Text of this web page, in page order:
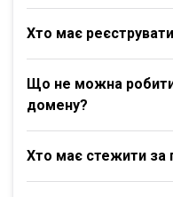
Хто має
Що не можна робити
домену?
Хто має стежити